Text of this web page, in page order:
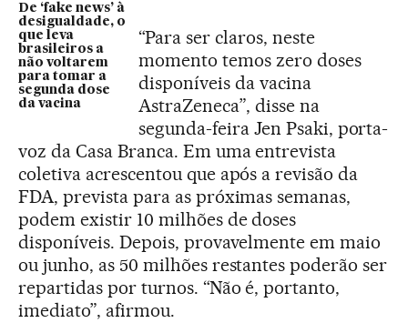
De ‘fake news’ à
desigualdade, o
que leva
brasileiros a
não voltarem
para tomar a
segunda dose
da vacina
“Para ser claros, neste
momento temos zero doses
disponíveis da vacina
AstraZeneca”, disse na
segunda-feira Jen Psaki, porta-
voz da Casa Branca. Em uma entrevista
coletiva acrescentou que após a revisão da
FDA, prevista para as próximas semanas,
podem existir 10 milhões de doses
disponíveis. Depois, provavelmente em maio
ou junho, as 50 milhões restantes poderão ser
repartidas por turnos. “Não é, portanto,
imediato”, afirmou.